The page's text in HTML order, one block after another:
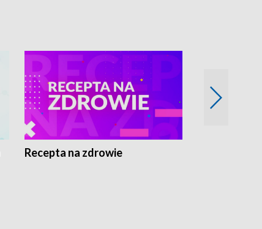
Recepta na zdrowie